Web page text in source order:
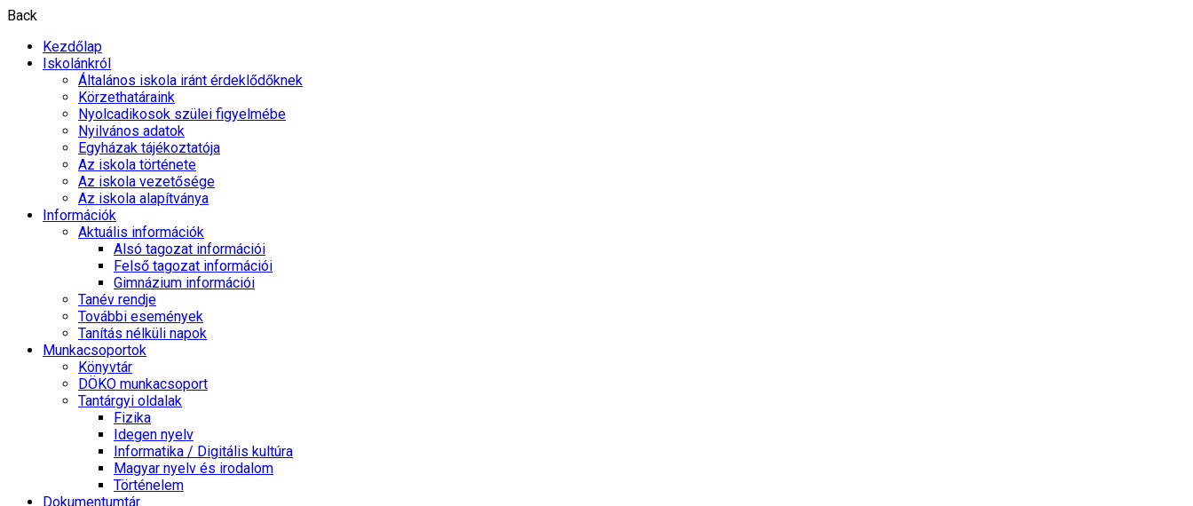
Back
Kezdőlap
Iskolánkról
Általános iskola iránt érdeklődőknek
Körzethatáraink
Nyolcadikosok szülei figyelmébe
Nyilvános adatok
Egyházak tájékoztatója
Az iskola története
Az iskola vezetősége
Az iskola alapítványa
Információk
Aktuális információk
Alsó tagozat információi
Felső tagozat információi
Gimnázium információi
Tanév rendje
További események
Tanítás nélküli napok
Munkacsoportok
Könyvtár
DÖKO munkacsoport
Tantárgyi oldalak
Fizika
Idegen nyelv
Informatika / Digitális kultúra
Magyar nyelv és irodalom
Történelem
Dokumentumtár